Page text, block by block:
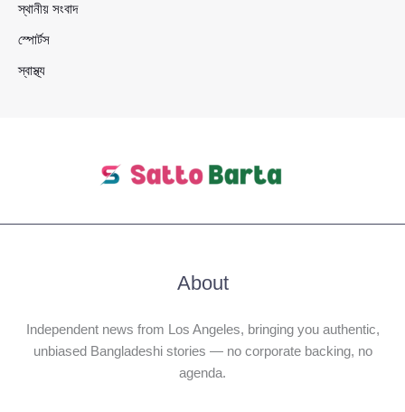
স্থানীয় সংবাদ
স্পোর্টস
স্বাস্থ্য
About
Independent news from Los Angeles, bringing you authentic,
unbiased Bangladeshi stories — no corporate backing, no
agenda.